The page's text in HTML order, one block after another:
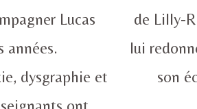
Lucas
années.
dysgraphie et
ont
de Lilly-
lui
son